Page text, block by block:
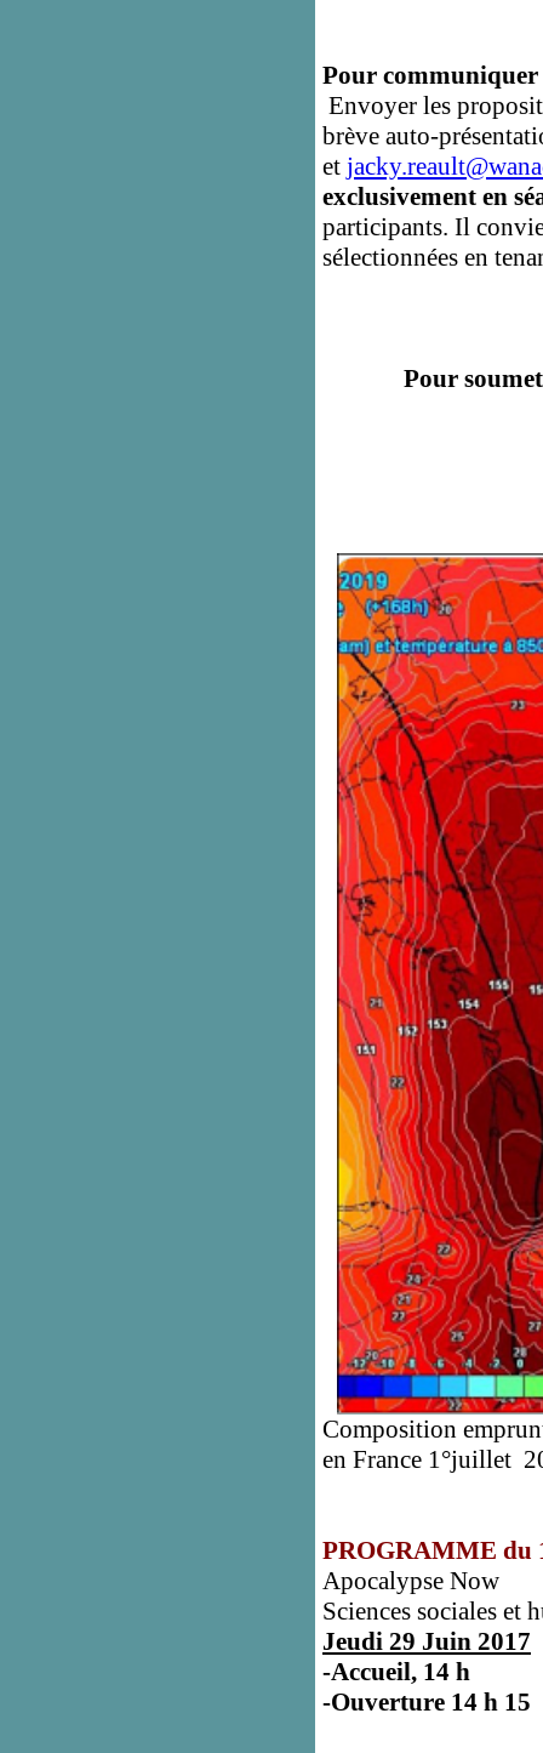
Pour communiquer
Envoyer les
brève auto-
et
exclusivement en
participants. Il
sélectionnées en
Pour
Composition
en France 1°juillet
PROGRAMME du
Apocalypse Now
Sciences sociales et
Jeudi 29 Juin 2017
-Accueil, 14 h
-Ouverture 14 h 15